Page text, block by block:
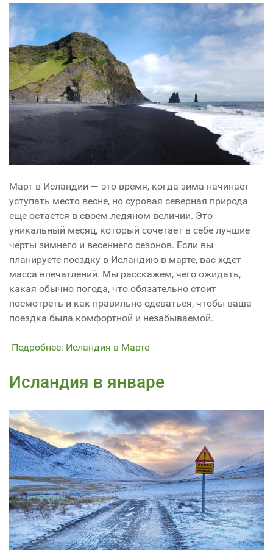
Март в Исландии — это время, когда зима начинает
уступать место весне, но суровая северная природа
еще остается в своем ледяном величии. Это
уникальный месяц, который сочетает в себе лучшие
черты зимнего и весеннего сезонов. Если вы
планируете поездку в Исландию в марте, вас ждет
масса впечатлений. Мы расскажем, чего ожидать,
какая обычно погода, что обязательно стоит
посмотреть и как правильно одеваться, чтобы ваша
поездка была комфортной и незабываемой.
Подробнее: Исландия в Марте
Исландия в январе